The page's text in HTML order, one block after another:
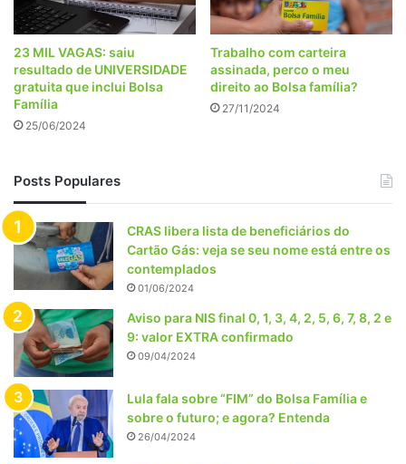
23 MIL VAGAS: saiu
resultado de UNIVERSIDADE
gratuita que inclui Bolsa
Família
25/06/2024
Trabalho com carteira
assinada, perco o meu
direito ao Bolsa família?
27/11/2024
Posts Populares
CRAS libera lista de beneficiários do
Cartão Gás: veja se seu nome está entre os
contemplados
01/06/2024
Aviso para NIS final 0, 1, 3, 4, 2, 5, 6, 7, 8, 2 e
9: valor EXTRA confirmado
09/04/2024
Lula fala sobre “FIM” do Bolsa Família e
sobre o futuro; e agora? Entenda
26/04/2024